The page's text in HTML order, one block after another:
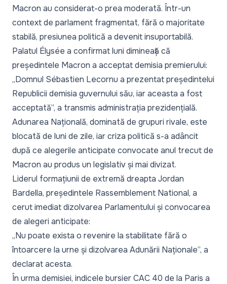
Macron au considerat-o prea moderată. Într-un
context de parlament fragmentat, fără o majoritate
stabilă, presiunea politică a devenit insuportabilă.
Palatul Élysée a confirmat luni dimineață că
președintele Macron a acceptat demisia premierului:
„Domnul Sébastien Lecornu a prezentat președintelui
Republicii demisia guvernului său, iar aceasta a fost
acceptată”, a transmis administrația prezidențială.
Adunarea Națională, dominată de grupuri rivale, este
blocată de luni de zile, iar criza politică s-a adâncit
după ce alegerile anticipate convocate anul trecut de
Macron au produs un legislativ și mai divizat.
Liderul formațiunii de extremă dreapta Jordan
Bardella, președintele Rassemblement National, a
cerut imediat dizolvarea Parlamentului și convocarea
de alegeri anticipate:
„Nu poate exista o revenire la stabilitate fără o
întoarcere la urne și dizolvarea Adunării Naționale”, a
declarat acesta.
În urma demisiei, indicele bursier CAC 40 de la Paris a